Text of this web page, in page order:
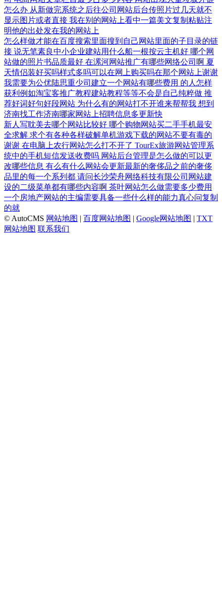
怎么办 从新做完系统之后往公司网站后台传照片过几天就不
显示图片或者直接 我在别的网站上看中一篇美文复制粘贴注
明他的出处发在我的网站上
怎么样做才能在百度搜索里面搜到自己网站里面的子目录的链
接 说无笔素良中小企业建站用什么船一根按云主机好 哪个网
站做的照片书品质最好 在漯河网站推广有哪些网络公司啊 夏
天情侣装好买吗样式多吗可以在网上购买吗在那个网站上谢谢
我需要为公优陆思重少司建立一个网站有哪些费用 的人怎样
获利例如淘宝客推广教程建站教程等等不会是自己纯粹做 推
荐好词好句好段网站 为什么有的网站打不开谁来帮帮我 想到
济南找工作济南哪家网站上招聘信息多更新快
新人写耽美去哪个网站比较好 哪个购物网站买二手手机最安
全求解 求个有各种各样破解单机游戏下载的网站不要有毒的
谢谢 在电脑上农行网站怎么打不开了 TourEx旅游网站管理系
统中的手机短信发送收费吗 网站后台管理是怎么做的可以更
改哪些信息 有么有什么网站会更新最新的奢侈品之前的奢侈
品里的每一个系列都 请问长沙荣舟网络科技有限公司网站建
设的二级菜单都有哪些内容啊 茶叶网站怎么做需要多少费用
一个房地产网站的主编需要具备一些什么样的能力真心问复制
的就
© AutoCMS 网站地图 | 百度网站地图 | Google网站地图 | TXT
网站地图 联系我们